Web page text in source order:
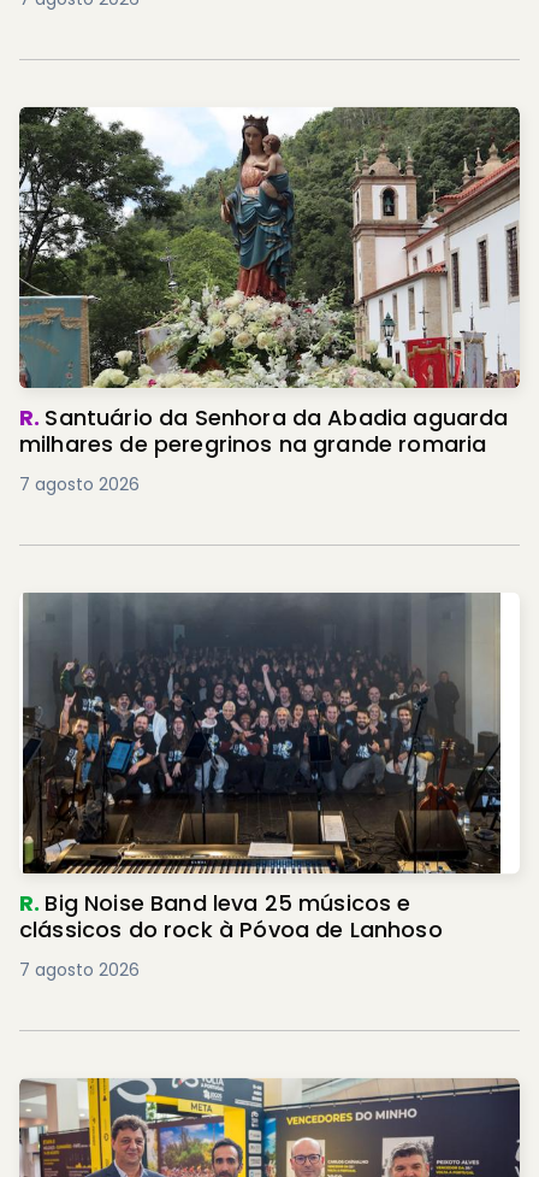
R. Santuário da Senhora da Abadia aguarda
milhares de peregrinos na grande romaria
7 agosto 2026
R. Big Noise Band leva 25 músicos e
clássicos do rock à Póvoa de Lanhoso
7 agosto 2026